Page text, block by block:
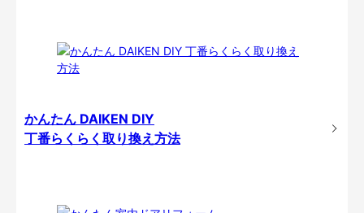
かんたん DAIKEN DIY
丁番らくらく取り換え方法